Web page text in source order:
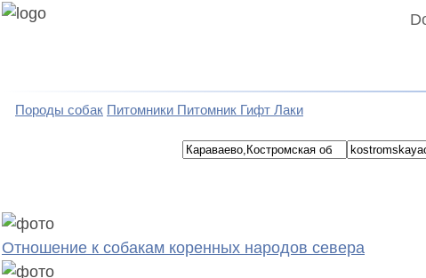
Породы собак Питомники Питомник Гифт Лаки
Отношение к собакам коренных народов севера